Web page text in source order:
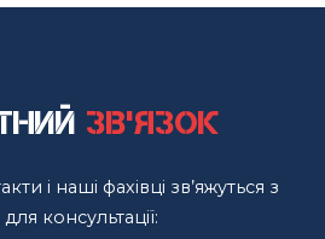
зв'язок
і наші фахівці зв’яжуться з
консультації: